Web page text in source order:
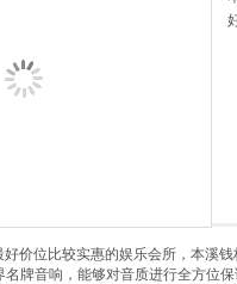
价位比较实惠的娱乐会所，本溪
牌音响，能够对音质进行全方位